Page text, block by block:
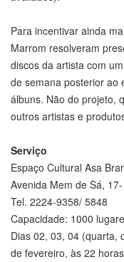
Para incentivar ainda
Marrom resolveram
discos da artista com
de semana posterior ao
álbuns. Não do projeto,
outros artistas e
Serviço
Espaço Cultural Asa
Avenida Mem de Sá,
Tel. 2224-9358/ 5848
Capacidade: 1000
Dias 02, 03, 04 (quarta,
de fevereiro, às 22